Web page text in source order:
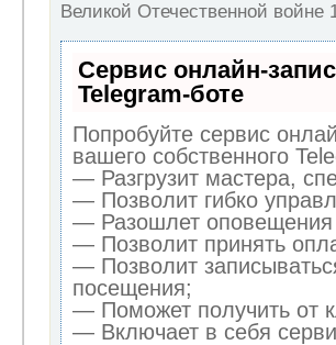
Великой Отечественной войне
Сервис онлайн-
Telegram-боте
Попробуйте сервис
вашего собственного
— Разгрузит мастера,
— Позволит гибко
— Разошлет оповещения
— Позволит принять
— Позволит
посещения;
— Поможет получить от
— Включает в себя